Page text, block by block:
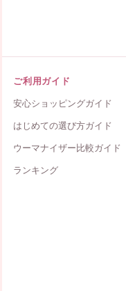
ご利用ガイド
安心ショッピングガイド
はじめての選び方ガイド
ウーマナイザー比較ガイド
ランキング